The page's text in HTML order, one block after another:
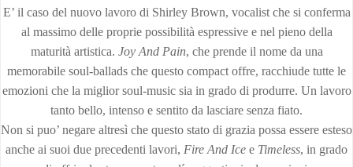
E’ il caso del nuovo lavoro di Shirley Brown, vocalist che si conferma
al massimo delle proprie possibilità espressive e nel pieno della
maturità artistica. Joy And Pain, che prende il nome da una
memorabile soul-ballads che questo compact offre, racchiude tutte le
emozioni che la miglior soul-music sia in grado di produrre. Un lavoro
tanto bello, intenso e sentito da lasciare senza fiato.
Non si puo’ negare altresì che questo stato di grazia possa essere esteso
anche ai suoi due precedenti lavori, Fire And Ice e Timeless, in grado